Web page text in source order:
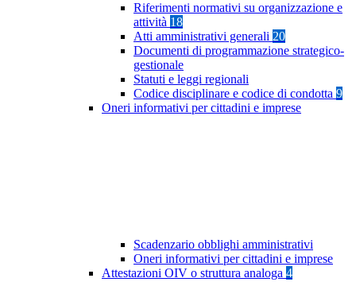
Riferimenti normativi su organizzazione e
attività 18
Atti amministrativi generali 20
Documenti di programmazione strategico-
gestionale
Statuti e leggi regionali
Codice disciplinare e codice di condotta 9
Oneri informativi per cittadini e imprese
Scadenzario obblighi amministrativi
Oneri informativi per cittadini e imprese
Attestazioni OIV o struttura analoga 4